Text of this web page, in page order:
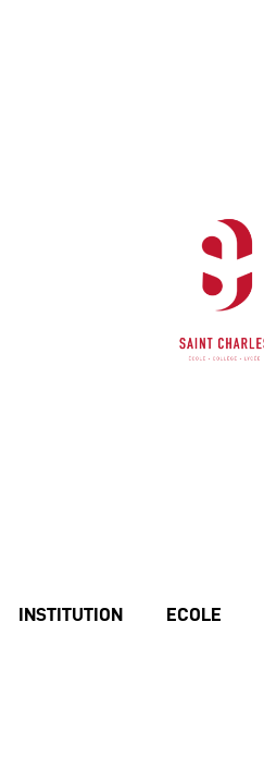
INSTITUTION ECOLE